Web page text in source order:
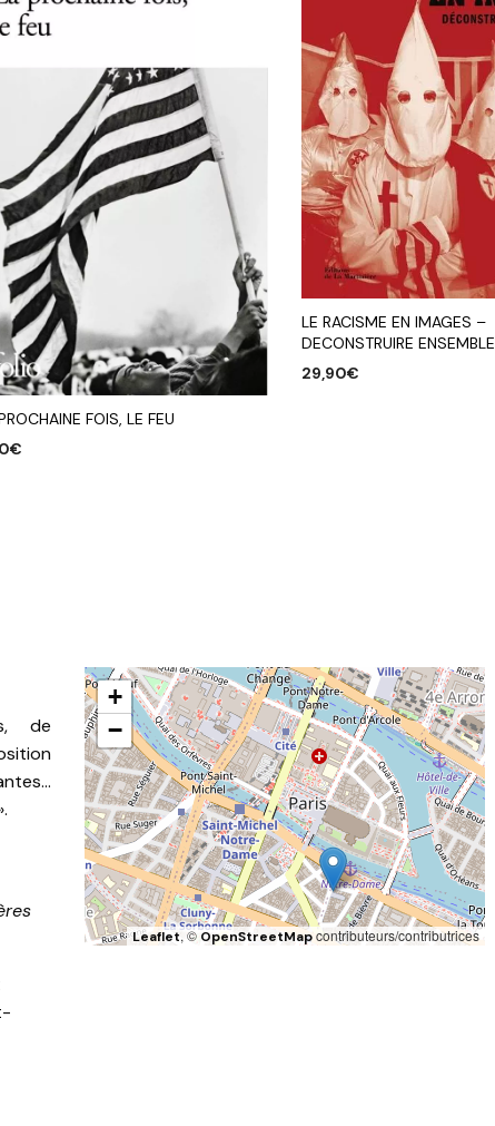
FOIS, LE FEU
€
LE RACISME EN IMAGES –
DECONSTRUIRE ENSEMBLE
29,90€
de
+
−
Leaflet, ©OpenStreetMapcontributeurs/contributrices